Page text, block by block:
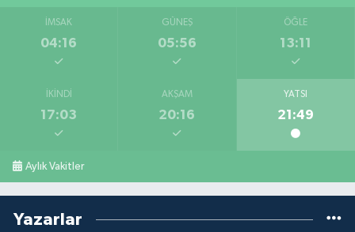
İMSAK
04:16
GÜNEŞ
05:56
ÖĞLE
13:11
İKINDI
17:03
AKŞAM
20:16
YATSI
21:49
Aylık Vakitler
Yazarlar